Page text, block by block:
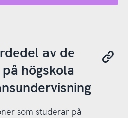
av de
högskola
som studerar på